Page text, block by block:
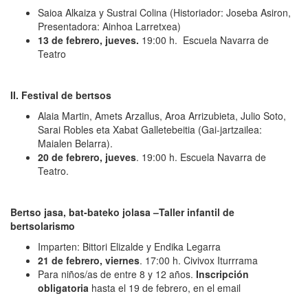
Saioa Alkaiza y Sustrai Colina (Historiador: Joseba Asiron,
Presentadora: Ainhoa Larretxea)
13 de febrero, jueves. 19:00 h. Escuela Navarra de
Teatro
II. Festival de bertsos
Alaia Martin, Amets Arzallus, Aroa Arrizubieta, Julio Soto,
Sarai Robles eta Xabat Galletebeitia (Gai-jartzailea:
Maialen Belarra).
20 de febrero, jueves. 19:00 h. Escuela Navarra de
Teatro.
Bertso jasa, bat-bateko jolasa –Taller infantil de
bertsolarismo
Imparten: Bittori Elizalde y Endika Legarra
21 de febrero, viernes. 17:00 h. Civivox Iturrrama
Para niños/as de entre 8 y 12 años. Inscripción
obligatoria hasta el 19 de febrero, en el email